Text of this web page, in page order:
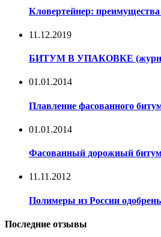
Кловертейнер:
11.12.2019
БИТУМ В УПАКОВКЕ (журнал
01.01.2014
Плавление фасованного
01.01.2014
Фасованный дорожный
11.11.2012
Полимеры из России
Последние отзывы